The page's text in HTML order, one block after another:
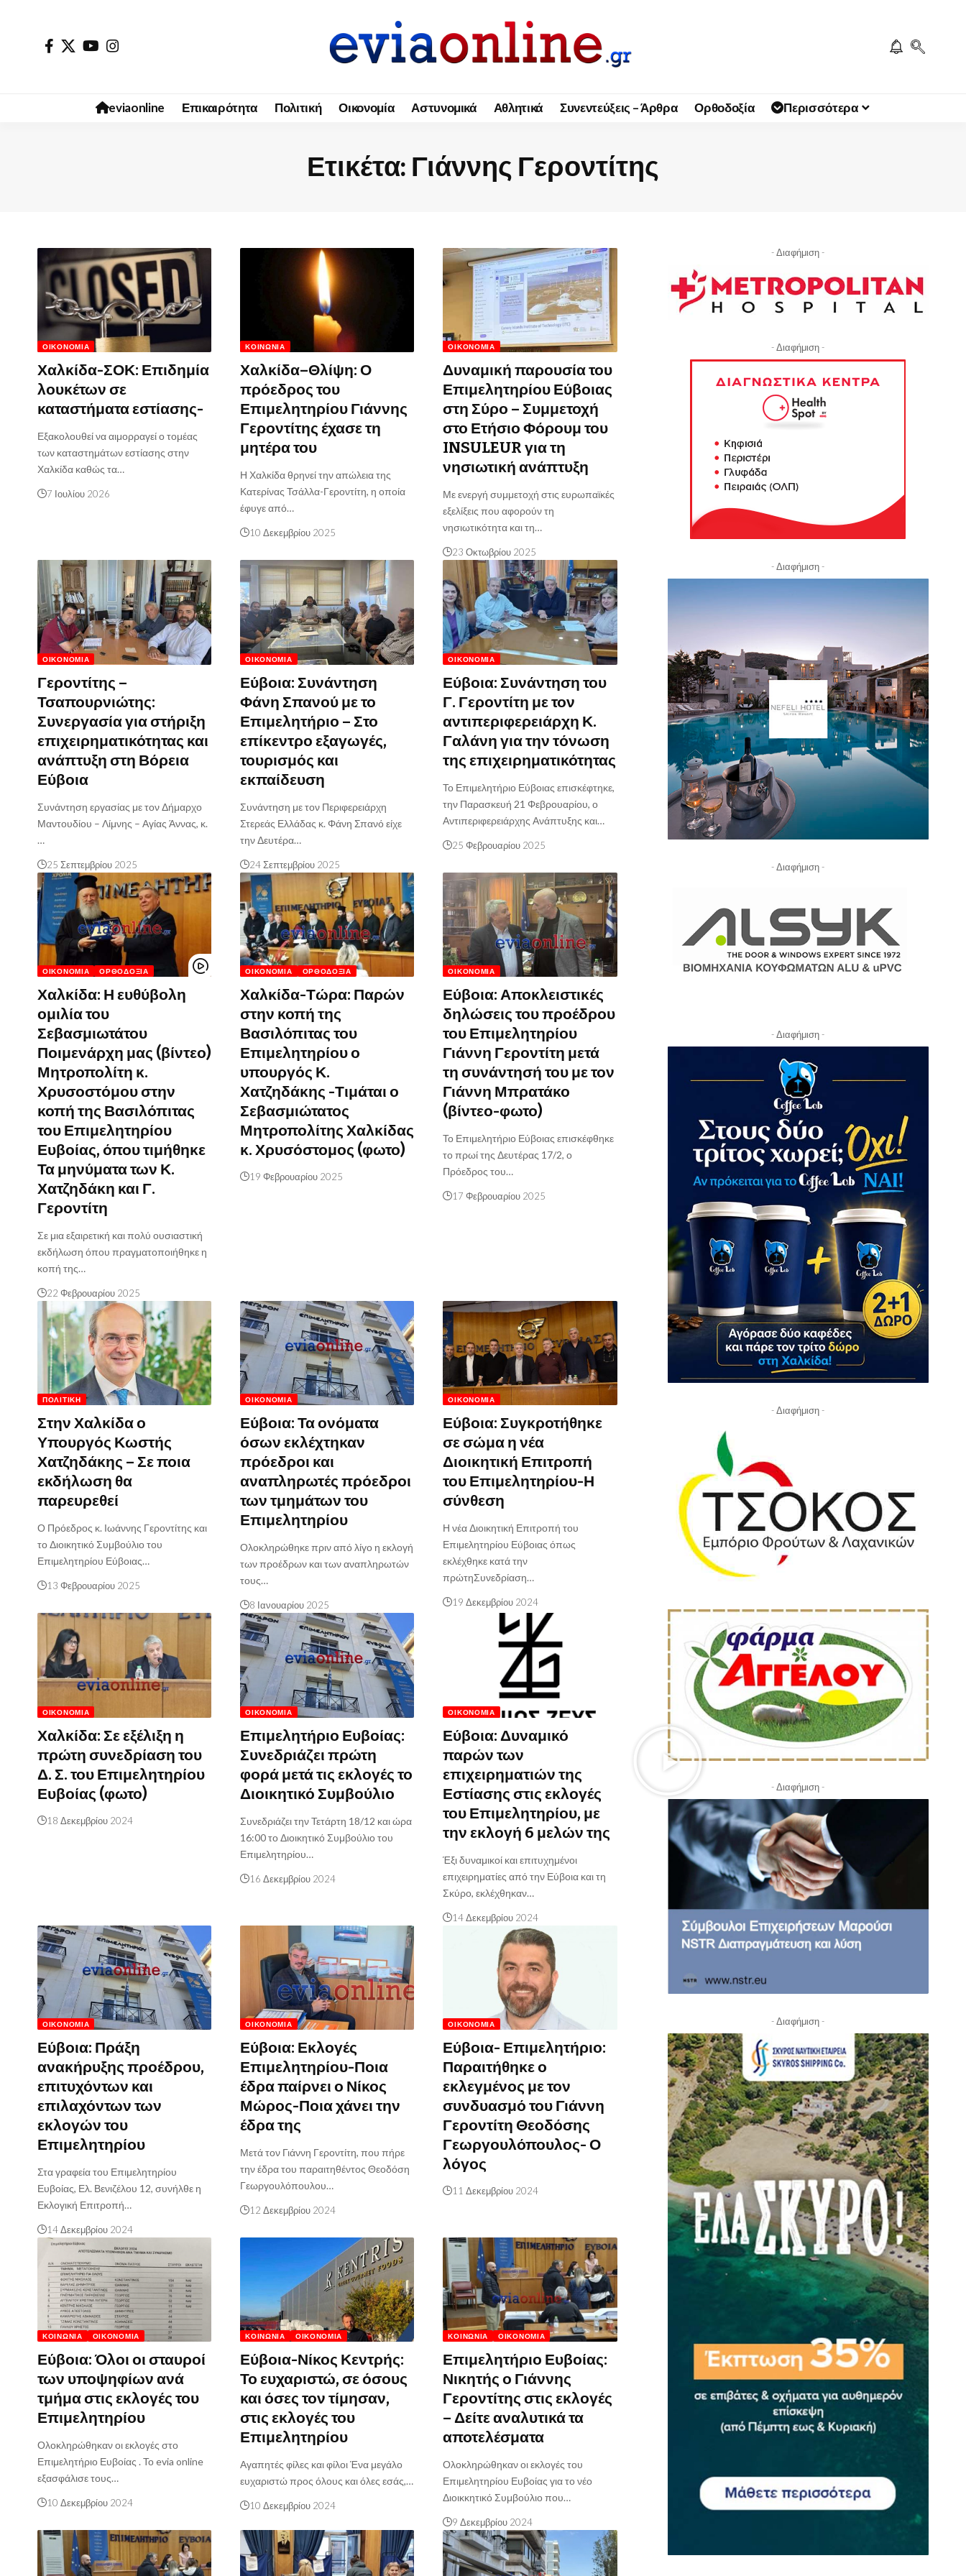
eviaonline Επικαιρότητα Πολιτική Οικονομία Αστυνομικά Αθλητικά Συνεντεύξεις – Άρθρα Ορθοδοξία Περισσότερα
Ετικέτα: Γιάννης Γεροντίτης
ΟΙΚΟΝΟΜΊΑ
Χαλκίδα-ΣΟΚ: Επιδημία
λουκέτων σε
καταστήματα εστίασης-
Εξακολουθεί να αιμορραγεί ο τομέας
των καταστημάτων εστίασης στην
Χαλκίδα καθώς τα…
7 Ιουλίου 2026
ΚΟΙΝΩΝΊΑ
Χαλκίδα–Θλίψη: Ο
πρόεδρος του
Επιμελητηρίου Γιάννης
Γεροντίτης έχασε τη
μητέρα του
Η Χαλκίδα θρηνεί την απώλεια της
Κατερίνας Τσάλλα-Γεροντίτη, η οποία
έφυγε από…
10 Δεκεμβρίου 2025
ΟΙΚΟΝΟΜΊΑ
Δυναμική παρουσία του
Επιμελητηρίου Εύβοιας
στη Σύρο – Συμμετοχή
στο Ετήσιο Φόρουμ του
INSULEUR για τη
νησιωτική ανάπτυξη
Με ενεργή συμμετοχή στις ευρωπαϊκές
εξελίξεις που αφορούν τη
νησιωτικότητα και τη…
23 Οκτωβρίου 2025
ΟΙΚΟΝΟΜΊΑ
Γεροντίτης –
Τσαπουρνιώτης:
Συνεργασία για στήριξη
επιχειρηματικότητας και
ανάπτυξη στη Βόρεια
Εύβοια
Συνάντηση εργασίας με τον Δήμαρχο
Μαντουδίου – Λίμνης – Αγίας Άννας, κ.
…
25 Σεπτεμβρίου 2025
ΟΙΚΟΝΟΜΊΑ
Εύβοια: Συνάντηση
Φάνη Σπανού με το
Επιμελητήριο – Στο
επίκεντρο εξαγωγές,
τουρισμός και
εκπαίδευση
Συνάντηση με τον Περιφερειάρχη
Στερεάς Ελλάδας κ. Φάνη Σπανό είχε
την Δευτέρα…
24 Σεπτεμβρίου 2025
ΟΙΚΟΝΟΜΊΑ
Εύβοια: Συνάντηση του
Γ. Γεροντίτη με τον
αντιπεριφερειάρχη Κ.
Γαλάνη για την τόνωση
της επιχειρηματικότητας
Το Επιμελητήριο Εύβοιας επισκέφτηκε,
την Παρασκευή 21 Φεβρουαρίου, ο
Αντιπεριφερειάρχης Ανάπτυξης και…
25 Φεβρουαρίου 2025
ΟΙΚΟΝΟΜΊΑ ΟΡΘΟΔΟΞΊΑ
Χαλκίδα: Η ευθύβολη
ομιλία του
Σεβασμιωτάτου
Ποιμενάρχη μας (βίντεο)
Μητροπολίτη κ.
Χρυσοστόμου στην
κοπή της Βασιλόπιτας
του Επιμελητηρίου
Ευβοίας, όπου τιμήθηκε
Τα μηνύματα των Κ.
Χατζηδάκη και Γ.
Γεροντίτη
Σε μια εξαιρετική και πολύ ουσιαστική
εκδήλωση όπου πραγματοποιήθηκε η
κοπή της…
22 Φεβρουαρίου 2025
ΟΙΚΟΝΟΜΊΑ ΟΡΘΟΔΟΞΊΑ
Χαλκίδα-Τώρα: Παρών
στην κοπή της
Βασιλόπιτας του
Επιμελητηρίου ο
υπουργός Κ.
Χατζηδάκης -Τιμάται ο
Σεβασμιώτατος
Μητροπολίτης Χαλκίδας
κ. Χρυσόστομος (φωτο)
19 Φεβρουαρίου 2025
ΟΙΚΟΝΟΜΊΑ
Εύβοια: Αποκλειστικές
δηλώσεις του προέδρου
του Επιμελητηρίου
Γιάννη Γεροντίτη μετά
τη συνάντησή του με τον
Γιάννη Μπρατάκο
(βίντεο-φωτο)
Το Επιμελητήριο Εύβοιας επισκέφθηκε
το πρωί της Δευτέρας 17/2, ο
Πρόεδρος του…
17 Φεβρουαρίου 2025
ΠΟΛΙΤΙΚΉ
Στην Χαλκίδα ο
Υπουργός Κωστής
Χατζηδάκης – Σε ποια
εκδήλωση θα
παρευρεθεί
Ο Πρόεδρος κ. Ιωάννης Γεροντίτης και
το Διοικητικό Συμβούλιο του
Επιμελητηρίου Εύβοιας…
13 Φεβρουαρίου 2025
ΟΙΚΟΝΟΜΊΑ
Εύβοια: Τα ονόματα
όσων εκλέχτηκαν
πρόεδροι και
αναπληρωτές πρόεδροι
των τμημάτων του
Επιμελητηρίου
Ολοκληρώθηκε πριν από λίγο η εκλογή
των προέδρων και των αναπληρωτών
τους…
8 Ιανουαρίου 2025
ΟΙΚΟΝΟΜΊΑ
Εύβοια: Συγκροτήθηκε
σε σώμα η νέα
Διοικητική Επιτροπή
του Επιμελητηρίου-Η
σύνθεση
Η νέα Διοικητική Επιτροπή του
Επιμελητηρίου Εύβοιας όπως
εκλέχθηκε κατά την
πρώτηΣυνεδρίαση…
19 Δεκεμβρίου 2024
ΟΙΚΟΝΟΜΊΑ
Χαλκίδα: Σε εξέλιξη η
πρώτη συνεδρίαση του
Δ. Σ. του Επιμελητηρίου
Ευβοίας (φωτο)
18 Δεκεμβρίου 2024
ΟΙΚΟΝΟΜΊΑ
Επιμελητήριο Ευβοίας:
Συνεδριάζει πρώτη
φορά μετά τις εκλογές το
Διοικητικό Συμβούλιο
Συνεδριάζει την Τετάρτη 18/12 και ώρα
16:00 το Διοικητικό Συμβούλιο του
Επιμελητηρίου…
16 Δεκεμβρίου 2024
ΟΙΚΟΝΟΜΊΑ
Εύβοια: Δυναμικό
παρών των
επιχειρηματιών της
Εστίασης στις εκλογές
του Επιμελητηρίου, με
την εκλογή 6 μελών της
Έξι δυναμικοί και επιτυχημένοι
επιχειρηματίες από την Εύβοια και τη
Σκύρο, εκλέχθηκαν…
14 Δεκεμβρίου 2024
ΟΙΚΟΝΟΜΊΑ
Εύβοια: Πράξη
ανακήρυξης προέδρου,
επιτυχόντων και
επιλαχόντων των
εκλογών του
Επιμελητηρίου
Στα γραφεία του Επιμελητηρίου
Ευβοίας, Ελ. Βενιζέλου 12, συνήλθε η
Εκλογική Επιτροπή…
14 Δεκεμβρίου 2024
ΟΙΚΟΝΟΜΊΑ
Εύβοια: Εκλογές
Επιμελητηρίου-Ποια
έδρα παίρνει ο Νίκος
Μώρος-Ποια χάνει την
έδρα της
Μετά τον Γιάννη Γεροντίτη, που πήρε
την έδρα του παραιτηθέντος Θεοδόση
Γεωργουλόπουλου…
12 Δεκεμβρίου 2024
ΟΙΚΟΝΟΜΊΑ
Εύβοια- Επιμελητήριο:
Παραιτήθηκε ο
εκλεγμένος με τον
συνδυασμό του Γιάννη
Γεροντίτη Θεοδόσης
Γεωργουλόπουλος- Ο
λόγος
11 Δεκεμβρίου 2024
ΚΟΙΝΩΝΊΑ ΟΙΚΟΝΟΜΊΑ
Εύβοια: Όλοι οι σταυροί
των υποψηφίων ανά
τμήμα στις εκλογές του
Επιμελητηρίου
Ολοκληρώθηκαν οι εκλογές στο
Επιμελητήριο Ευβοίας . Το evia online
εξασφάλισε τους…
10 Δεκεμβρίου 2024
ΚΟΙΝΩΝΊΑ ΟΙΚΟΝΟΜΊΑ
Εύβοια-Νίκος Κεντρής:
Το ευχαριστώ, σε όσους
και όσες τον τίμησαν,
στις εκλογές του
Επιμελητηρίου
Αγαπητές φίλες και φίλοι Ένα μεγάλο
ευχαριστώ προς όλους και όλες εσάς,…
10 Δεκεμβρίου 2024
ΚΟΙΝΩΝΊΑ ΟΙΚΟΝΟΜΊΑ
Επιμελητήριο Ευβοίας:
Νικητής ο Γιάννης
Γεροντίτης στις εκλογές
– Δείτε αναλυτικά τα
αποτελέσματα
Ολοκληρώθηκαν οι εκλογές του
Επιμελητηρίου Ευβοίας για το νέο
Διοικκητικό Συμβούλιο που…
9 Δεκεμβρίου 2024
- Διαφήμιση -
- Διαφήμιση -
- Διαφήμιση -
- Διαφήμιση -
- Διαφήμιση -
- Διαφήμιση -
- Διαφήμιση -
- Διαφήμιση -